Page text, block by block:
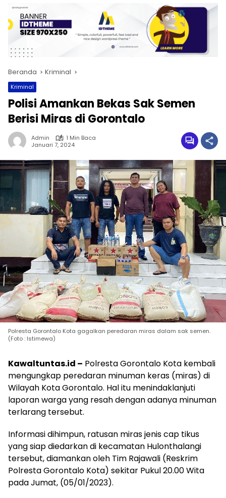
Beranda Kriminal
Kriminal
Polisi Amankan Bekas Sak Semen
Berisi Miras di Gorontalo
Admin
1 Min Baca
Januari 7, 2024
Polresta Gorontalo Kota gagalkan peredaran miras dalam sak semen.
(Foto : Istimewa)
Kawaltuntas.id – Polresta Gorontalo Kota kembali
mengungkap peredaran minuman keras (miras) di
Wilayah Kota Gorontalo. Hal itu menindaklanjuti
laporan warga yang resah dengan adanya minuman
terlarang tersebut.
Informasi dihimpun, ratusan miras jenis cap tikus
yang siap diedarkan di kecamatan Hulonthalangi
tersebut, diamankan oleh Tim Rajawali (Reskrim
Polresta Gorontalo Kota) sekitar Pukul 20.00 Wita
pada Jumat, (05/01/2023).